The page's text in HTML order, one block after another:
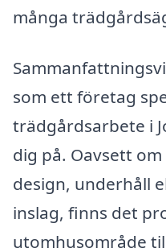
många
som ett företag
trädgårdsarbete i
dig på. Oavsett
design, underhåll
inslag, finns det
utomhusområde